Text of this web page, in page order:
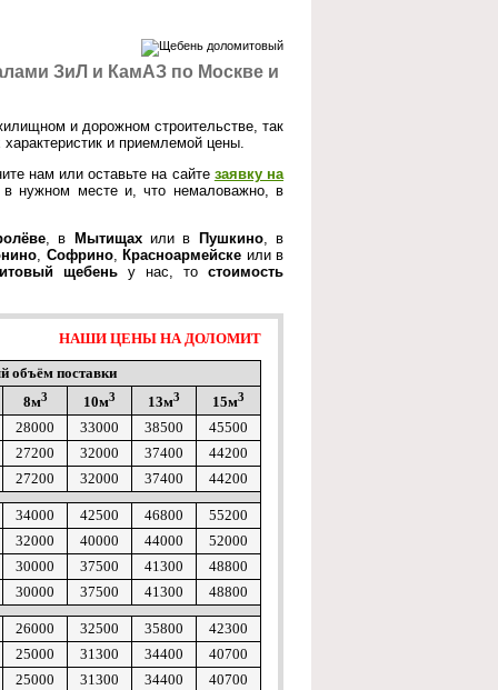
ЗиЛ и КамАЗ по Москве и
и дорожном строительстве, так
и приемлемой цены.
нам или оставьте на сайте заявку на
нужном месте и, что немаловажно, в
, в Мытищахили в Пушкино, в
, Софрино, Красноармейске или в
щебень у нас, то стоимость
НАШИ ЦЕНЫ НА ДОЛОМИТ
объём поставки
8м3 10м3 13м3 15м3
28000 33000 38500
45500
27200
32000 37400
44200
27200
32000 37400 44200
34000 42500 46800
55200
32000
40000 44000
52000
30000
37500 41300
48800
30000
37500 41300 48800
26000 32500 35800
42300
25000
31300 34400
40700
25000
31300 34400 40700